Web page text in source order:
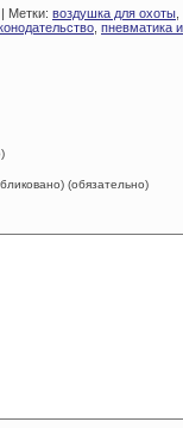
| Метки: воздушка для охоты
пневматика
(обязательно)